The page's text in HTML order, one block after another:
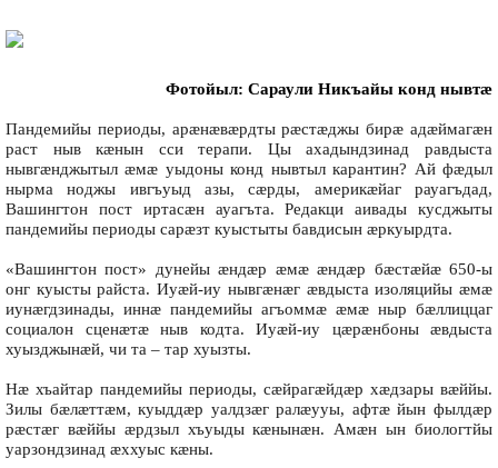
Фотойыл: Сараули Никъайы конд нывтæ
Пандемийы периоды, арæнæвæрдты рæстæджы бирæ адæймагæн
раст ныв кæнын сси терапи. Цы ахадындзинад равдыста
нывгæнджытыл æмæ уыдоны конд нывтыл карантин? Ай фæдыл
нырма ноджы ивгъуыд азы, сæрды, америкæйаг рауагъдад,
Вашингтон пост иртасæн ауагъта. Редакци аивады кусджыты
пандемийы периоды сарæзт куыстыты бавдисын æркуырдта.
«Вашингтон пост» дунейы æндæр æмæ æндæр бæстæйæ 650-ы
онг куысты райста. Иуæй-иу нывгæнæг æвдыста изоляцийы æмæ
иунæгдзинады, иннæ пандемийы агъоммæ æмæ ныр бæллиццаг
социалон сценæтæ ныв кодта. Иуæй-иу цæрæнбоны æвдыста
хуызджынæй, чи та – тар хуызты.
Нæ хъайтар пандемийы периоды, сæйрагæйдæр хæдзары вæййы.
Зилы бæлæттæм, куыддæр уалдзæг ралæууы, афтæ йын фылдæр
рæстæг вæййы æрдзыл хъуыды кæнынæн. Амæн ын биологтйы
уарзондзинад æххуыс кæны.